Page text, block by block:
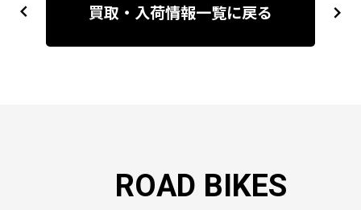
稿
previous next
買取・入荷情報一覧に戻る
ROAD BIKES